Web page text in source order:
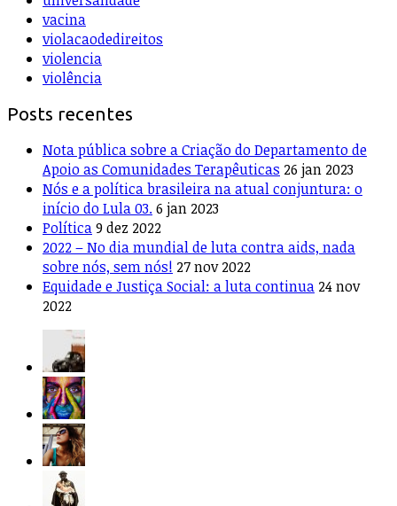
vacina
violacaodedireitos
violencia
violência
Posts recentes
Nota pública sobre a Criação do Departamento de
Apoio as Comunidades Terapêuticas 26 jan 2023
Nós e a política brasileira na atual conjuntura: o
início do Lula 03.6 jan 2023
Política9 dez 2022
2022 – No dia mundial de luta contra aids, nada
sobre nós, sem nós! 27 nov 2022
Equidade e Justiça Social: a luta continua 24 nov
2022